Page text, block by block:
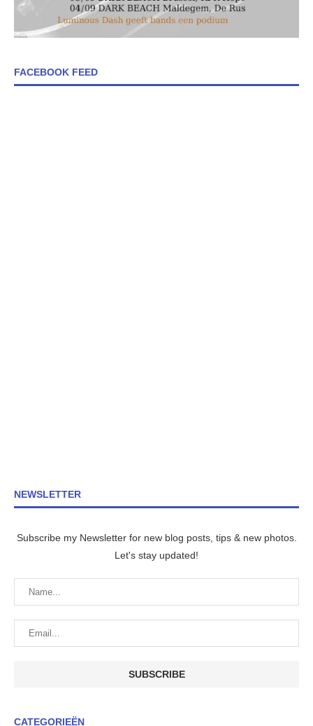
FACEBOOK FEED
NEWSLETTER
Subscribe my Newsletter for new blog posts, tips & new photos.
Let's stay updated!
CATEGORIEËN